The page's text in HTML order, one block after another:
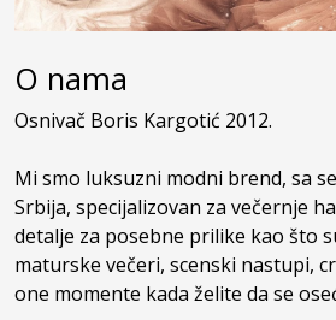
O nama
Osnivač Boris Kargotić 2012.
Mi smo luksuzni modni brend, sa
Srbija, specijalizovan za večernje
detalje za posebne prilike kao što
maturske večeri, scenski nastupi,
one momente kada želite da se